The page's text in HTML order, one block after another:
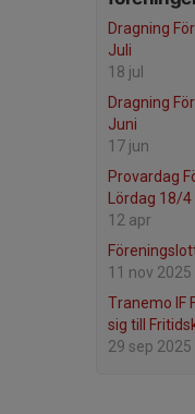
Dragning
Juli
18 jul
Dragning
Juni
17 jun
Provardag
Lördag 18/4
12 apr
11 nov 2025
Tranemo IF
sig till
29 sep 2025